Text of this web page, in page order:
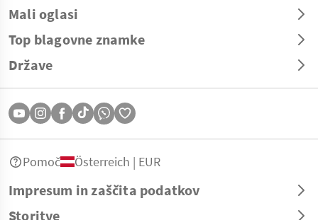
Mali oglasi
Top blagovne znamke
Države
Impresum in zaščita podatkov
Storitve
Pomoč Österreich | EUR